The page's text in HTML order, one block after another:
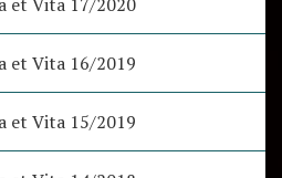
et Vita 16/2019
et Vita 15/2019